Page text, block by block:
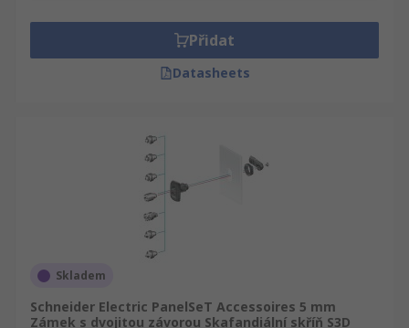
Přidat
Datasheets
Skladem
Schneider Electric PanelSeT Accessoires 5 mm
Zámek s dvojitou závorou Skafandiální skříň S3D